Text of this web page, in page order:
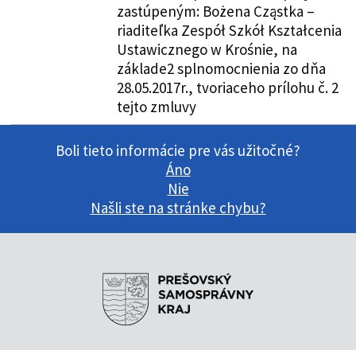
zastúpeným: Bożena Cząstka –
riaditeľka Zespół Szkół Kształcenia
Ustawicznego w Krośnie, na
základe2 splnomocnienia zo dňa
28.05.2017r., tvoriaceho prílohu č. 2
tejto zmluvy
Boli tieto informácie pre vás užitočné?
Áno
Nie
Našli ste na stránke chybu?